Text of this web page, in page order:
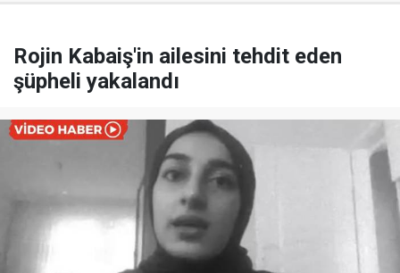
Rojin Kabaiş'in ailesini tehdit eden
şüpheli yakalandı